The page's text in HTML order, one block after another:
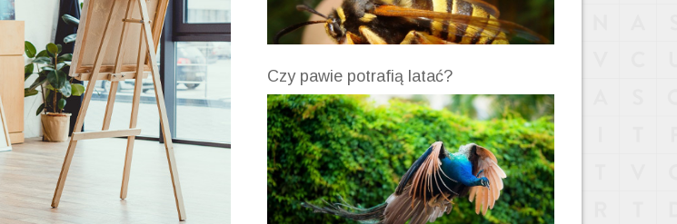
Czy pawie potrafią latać?